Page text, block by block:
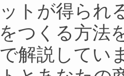
トが得られ
つくる方法
解説してい